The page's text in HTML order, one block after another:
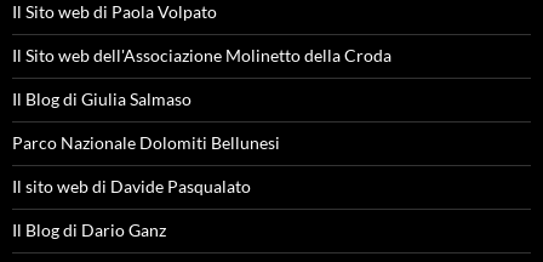
Il Sito web di Paola Volpato
Il Sito web dell'Associazione Molinetto della Croda
Il Blog di Giulia Salmaso
Parco Nazionale Dolomiti Bellunesi
Il sito web di Davide Pasqualato
Il Blog di Dario Ganz